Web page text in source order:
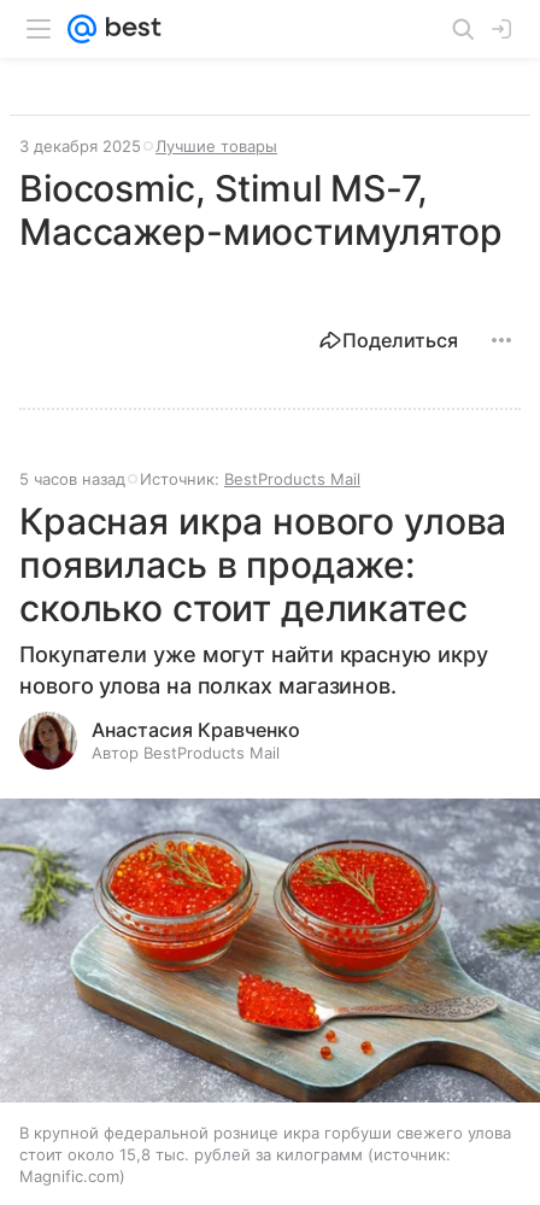
3 декабря 2025 Лучшие товары
Biocosmic, Stimul MS-7,
Массажер-миостимулятор
Поделиться
5 часов назад Источник: BestProducts Mail
Красная икра нового улова
появилась в продаже:
сколько стоит деликатес
Покупатели уже могут найти красную икру
нового улова на полках магазинов.
Анастасия Кравченко
Автор BestProducts Mail
В крупной федеральной рознице икра горбуши свежего улова
стоит около 15,8 тыс. рублей за килограмм
источник:
Magnific.com